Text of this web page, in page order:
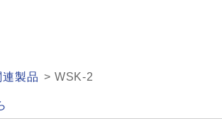
製品 WSK-2